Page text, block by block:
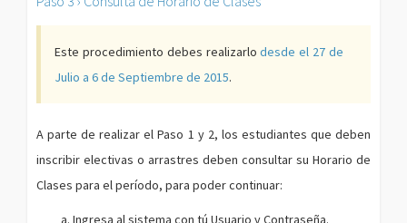
Este procedimiento debes realizarlodesde el 27 de
Julio a 6 de Septiembre de 2015.
A parte de realizar el Paso 1 y 2, los estudiantes que deben
inscribir electivas o arrastres deben consultar su Horario de
Clases para el período, para poder continuar:
Ingresa al sistema con tú Usuario y Contraseña.